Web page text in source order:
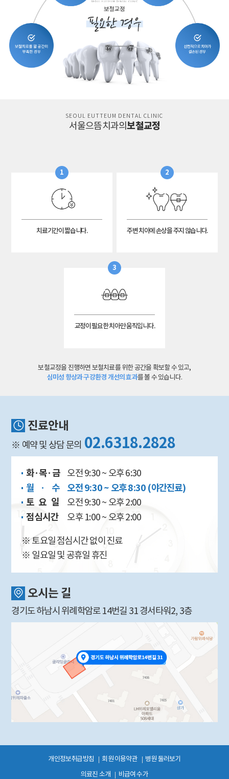
SEOUL EUTTEUM DENTAL CLINIC
서울으뜸치과의보철교정
1
치료기간이 짧습니다.
2
주변 치아에 손상을 주지 않습니다.
3
교정이 필요한 치아만 움직입니다.
보철교정을 진행하면 보철치료를 위한 공간을 확보할 수 있고,
심미성 향상과 구강환경 개선의 효과를 볼 수 있습니다.
진료안내
※ 예약 및 상담 문의 02.6318.2828
화·목·금 오전 9:30 ~ 오후 6:30
월 · 수
오전 9:30 ~ 오후 8:30 (야간진료)
토요일
오전 9:30 ~ 오후 2:00
점심시간 오후 1:00 ~ 오후 2:00
※ 토요일 점심시간 없이 진료
※ 일요일 및 공휴일 휴진
오시는 길
경기도 하남시 위례학암로 14번길 31 경서타워2, 3층
개인정보취급방침 회원 이용약관
병원 둘러보기
의료진 소개
비급여 수가
치료